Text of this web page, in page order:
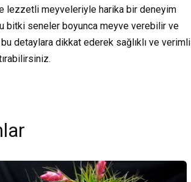
lezzetli meyveleriyle harika bir deneyim
bitki seneler boyunca meyve verebilir ve
detaylara dikkat ederek sağlıklı ve verimli